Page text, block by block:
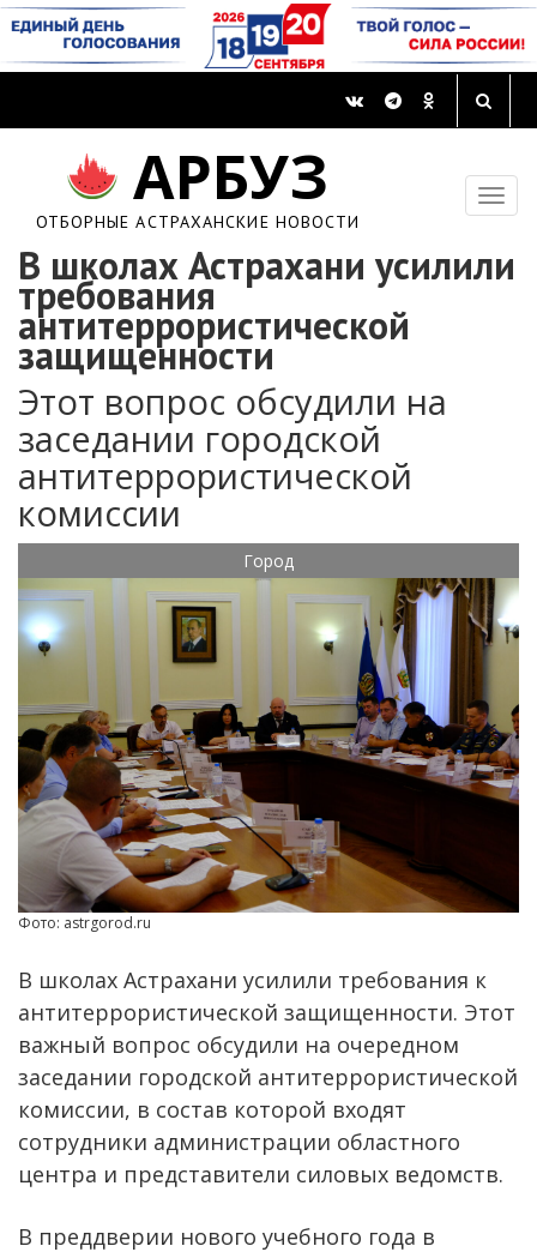
АРБУЗ
ОТБОРНЫЕ АСТРАХАНСКИЕ НОВОСТИ
В школах Астрахани усилили
требования
антитеррористической
защищенности
Этот вопрос обсудили на
заседании городской
антитеррористической
комиссии
Город
Фото: astrgorod.ru
В школах Астрахани усилили требования к
антитеррористической защищенности. Этот
важный вопрос обсудили на очередном
заседании городской антитеррористической
комиссии, в состав которой входят
сотрудники администрации областного
центра и представители силовых ведомств.
В преддверии нового учебного года в